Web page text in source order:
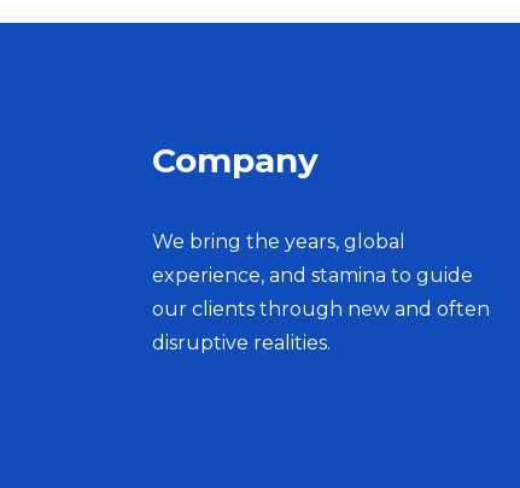
Company
We bring the years, global
experience, and stamina to guide
our clients through new and often
disruptive realities.